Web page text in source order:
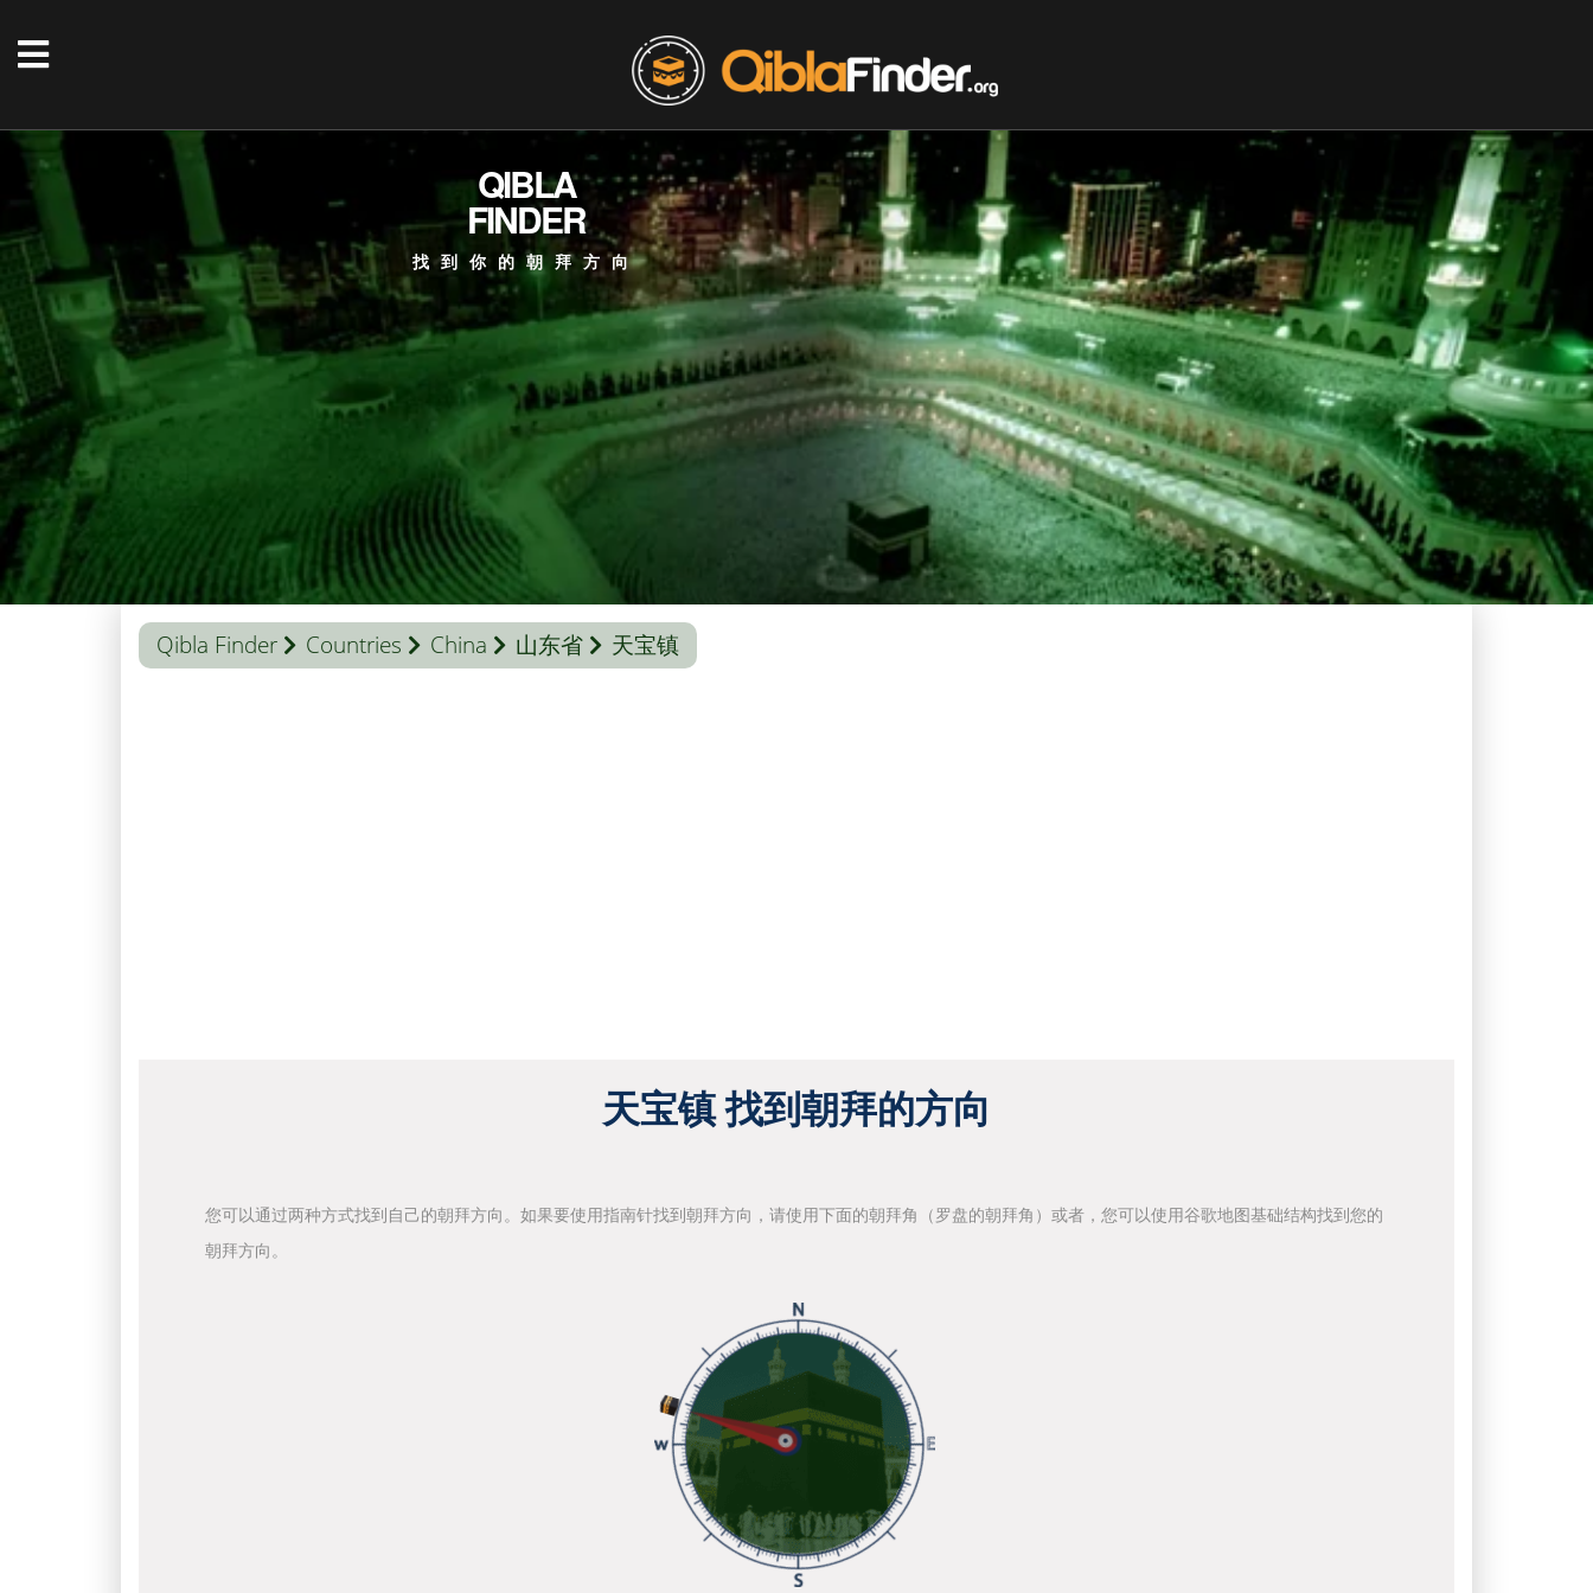
QIBLA
FINDER
找到你的朝拜方向
Qibla Finder Countries China 山东省 天宝镇
天宝镇 找到朝拜的方向
您可以通过两种方式找到自己的朝拜方向。如果要使用指南针找到朝拜方向，请使用下面的朝拜角（罗盘的朝拜角）或者，您可以使用谷歌地图基础结构找到您的
朝拜方向。